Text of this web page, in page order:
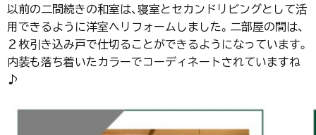
以前の二間続きの和室は、寝室とセカンドリビングとして活
用できるように洋室へリフォームしました。二部屋の間は、
２枚引き込み戸で仕切ることができるようになっています。
内装も落ち着いたカラーでコーディネートされていますね
♪